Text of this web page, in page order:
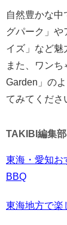
自然豊かな
グパーク」や
イズ」など魅
また、ワン
Garden」の
てみてくださ
TAKIBI編集
東海・愛知お
BBQ
東海地方で楽